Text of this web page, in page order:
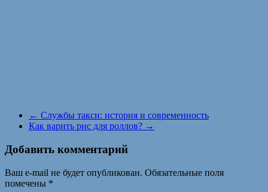
← Службы такси: история и современность
Как варить рис для роллов? →
Добавить комментарий
Ваш e-mail не будет опубликован. Обязательные поля
помечены *